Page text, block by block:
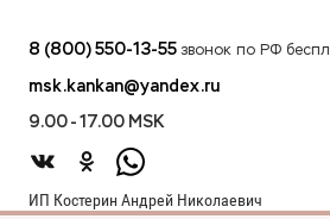
8 (800) 550-13-55 звонок по РФ
msk.kankan@yandex.ru
9.00 - 17.00 MSK
ИП Костерин Андрей Николаевич